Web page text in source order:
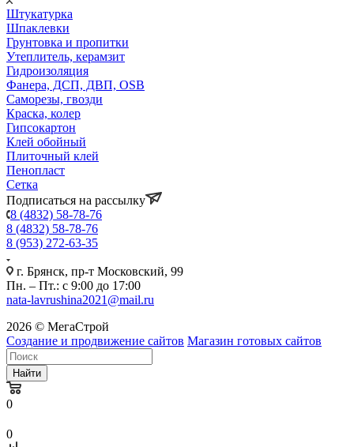
Штукатурка
Шпаклевки
Грунтовка и пропитки
Утеплитель, керамзит
Гидроизоляция
Фанера, ДСП, ДВП, OSB
Саморезы, гвозди
Краска, колер
Гипсокартон
Клей обойный
Плиточный клей
Пенопласт
Сетка
Подписаться на рассылку
8 (4832) 58-78-76
8 (4832) 58-78-76
8 (953) 272-63-35
г. Брянск, пр-т Московский, 99
Пн. – Пт.: с 9:00 до 17:00
nata-lavrushina2021@mail.ru
2026 © МегаСтрой
Создание и продвижение сайтов Магазин готовых сайтов
Найти
0
0